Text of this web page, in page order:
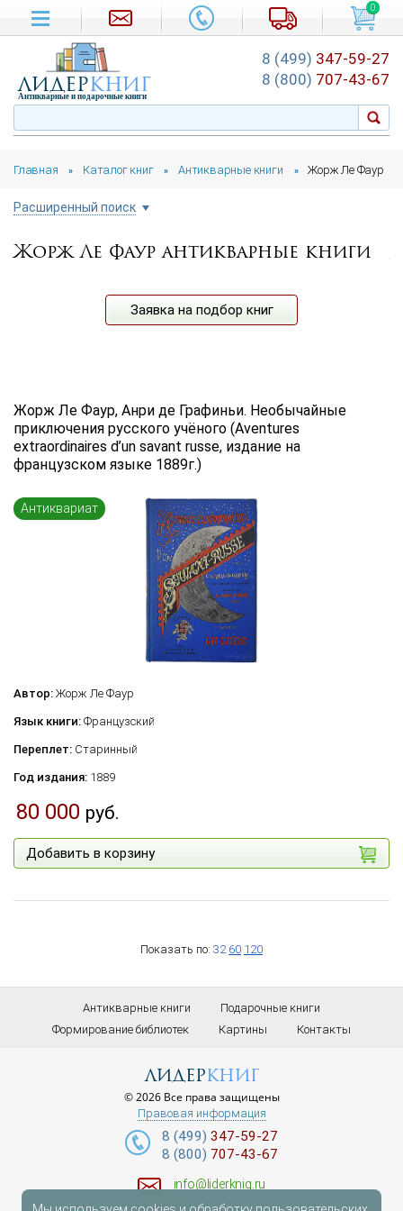
Главная » Каталог книг » Антикварные книги » Жорж Ле Фаур
Расширенный поиск
Цена руб.
Язык книги
...
Переплет
...
по году издания
по дате поступления (новинки)
Жорж Ле Фаур антикварные книги
Заявка на подбор книг
Жорж Ле Фаур, Анри де Графиньи. Необычайные
приключения русского учёного (Aventures
extraordinaires d’un savant russe, издание на
французском языке 1889г.)
Антиквариат
Автор: Жорж Ле Фаур
Язык книги: Французский
Переплет: Старинный
Год издания: 1889
80 000 руб.
Добавить в корзину
Показать по: 32 60 120
0
лидеркниг
Антикварные и подарочные книги
8 (499) 347-59-27
8 (800) 707-43-67
Антикварные книги
Подарочные книги
Формирование библиотек
Картины Контакты
лидеркниг
© 2026 Все права защищены
Правовая информация
8 (499) 347-59-27
8 (800) 707-43-67
info@liderknig.ru